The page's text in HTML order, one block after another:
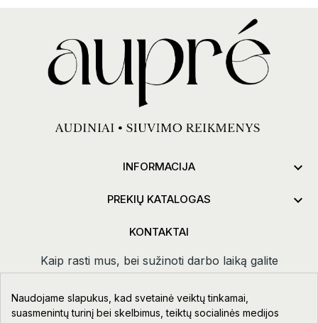
INFORMACIJA 
PREKIŲ KATALOGAS 
KONTAKTAI
Kaip rasti mus, bei sužinoti darbo laiką galite
paspauduskontaktai.
Taikos pr. 111-109, Klaipėda
Naudojame slapukus, kad svetainė veiktų tinkamai,
suasmenintų turinį bei skelbimus, teiktų socialinės medijos